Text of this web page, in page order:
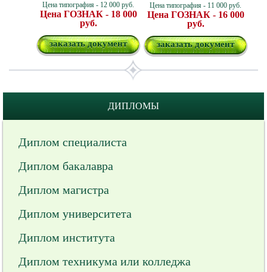
Цена типография - 12 000 руб.
Цена ГОЗНАК - 18 000
руб.
заказать документ
Цена типография - 11 000 руб.
Цена ГОЗНАК - 16 000
руб.
заказать документ
ДИПЛОМЫ
Диплом специалиста
Диплом бакалавра
Диплом магистра
Диплом университета
Диплом института
Диплом техникума или колледжа